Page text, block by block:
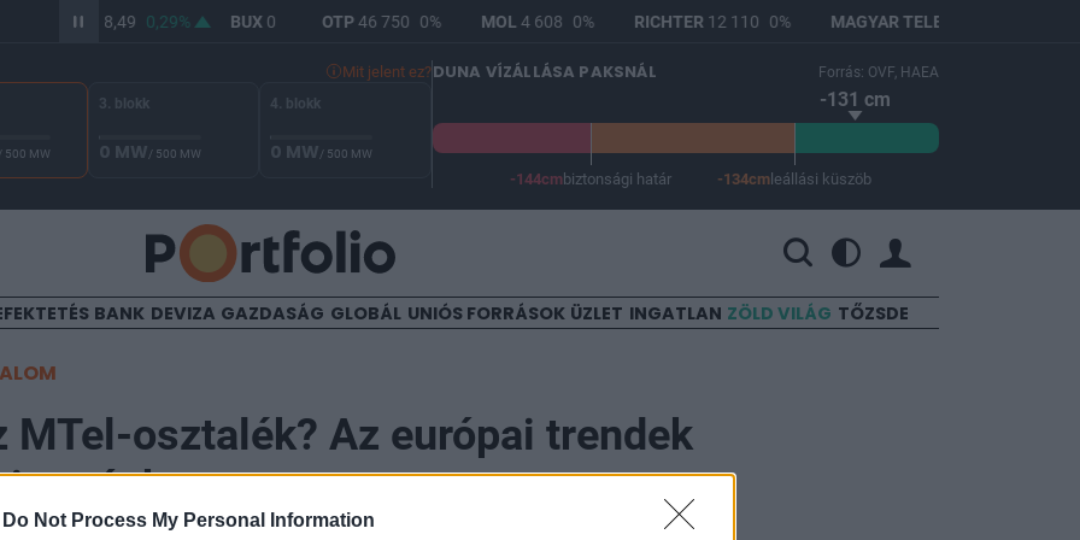
Do Not Process My Personal Information
64 788,49 0,29% BUX0 OTP46 750 0% MOL 4 608 0% RICHTER12 110 0% MAGYAR TELEKOM
Mit jelent ez?
/ 500 MW
3. blokk
0 MW/ 500 MW
4. blokk
0 MW/ 500 MW
DUNA VÍZÁLLÁSA PAKSNÁL Forrás: OVF, HAEA
-131 cm
-144cmbiztonsági határ -134cmleállási küszöb
BANK DEVIZA GAZDASÁG GLOBÁL UNIÓS FORRÁSOK ÜZLET INGATLAN ZÖLD VILÁG TŐZSDE
MTel-osztalék? Az európai trendek